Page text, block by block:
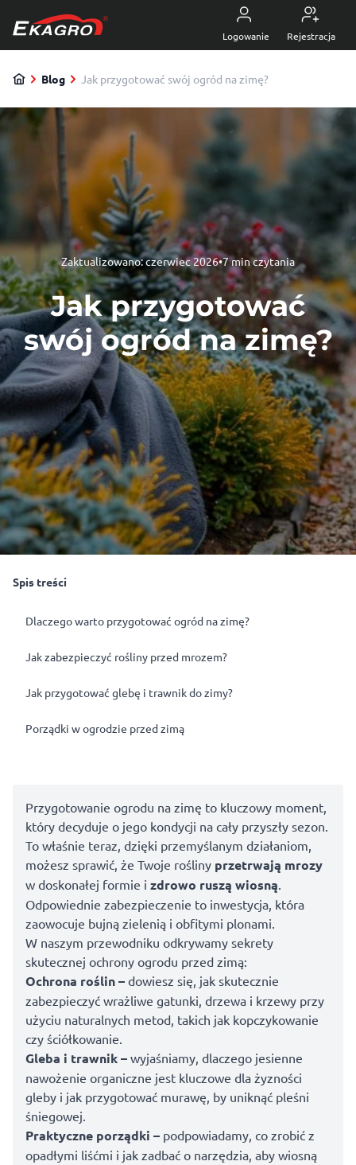
Logowanie Rejestracja
5.0 z 4470 opinii
Blog Jak przygotować swój ogród na zimę?
Zaktualizowano:czerwiec 2026•7 min czytania
Jak przygotować
swój ogród na zimę?
Spis treści
Dlaczego warto przygotować ogród na zimę?
Jak zabezpieczyć rośliny przed mrozem?
Jak przygotować glebę i trawnik do zimy?
Porządki w ogrodzie przed zimą
Przygotowanie ogrodu na zimę to kluczowy moment,
który decyduje o jego kondycji na cały przyszły sezon.
To właśnie teraz, dzięki przemyślanym działaniom,
możesz sprawić, że Twoje rośliny przetrwają mrozy
w doskonałej formie i zdrowo ruszą wiosną.
Odpowiednie zabezpieczenie to inwestycja, która
zaowocuje bujną zielenią i obfitymi plonami.
W naszym przewodniku odkrywamy sekrety
skutecznej ochrony ogrodu przed zimą:
Ochrona roślin – dowiesz się, jak skutecznie
zabezpieczyć wrażliwe gatunki, drzewa i krzewy przy
użyciu naturalnych metod, takich jak kopczykowanie
czy ściółkowanie.
Gleba i trawnik – wyjaśniamy, dlaczego jesienne
nawożenie organiczne jest kluczowe dla żyzności
gleby i jak przygotować murawę, by uniknąć pleśni
śniegowej.
Praktyczne porządki – podpowiadamy, co zrobić z
opadłymi liśćmi i jak zadbać o narzędzia, aby wiosną